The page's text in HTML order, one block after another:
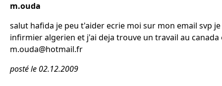
m.ouda
salut hafida je peu t'aider ecrie moi sur mon email svp
infirmier algerien et j'ai deja trouve un travail au canada
m.ouda@hotmail.fr
posté le 02.12.2009